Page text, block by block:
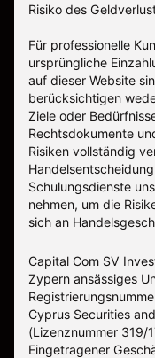
Risiko des
Für professionelle
ursprüngliche
auf dieser Website
berücksichtigen
Ziele oder
Rechtsdokumente
Risiken vollständig
Schulungsdienste
nehmen, um die
sich an
Capital Com SV
Zypern ansässiges
Cyprus Securities
(Lizenznummer 319/
Eingetragener